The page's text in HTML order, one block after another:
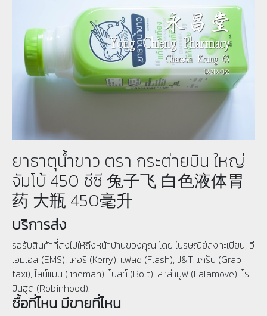
ยาธาตุน้ำขาว ตรา กระต่ายบิน ใหญ่
จัมโบ้ 450 ซีซี 兔子飞 白色液体胃
药 大瓶 450毫升
บริการส่ง
รอรับสินค้าที่ส่งไปให้ถึงหน้าบ้านของคุณ โดย ไปรษณีย์ลงทะเบียน, อี
เอมเอส (EMS), เคอรี่ (Kerry), แฟลช (Flash), J&T, แกร็บ (Grab
taxi), ไลน์แมน (lineman), โบลท์ (Bolt), ลาล่ามูฟ (Lalamove), โร
บินฮูด (Robinhood).
ซื้อที่ไหน มีขายที่ไหน